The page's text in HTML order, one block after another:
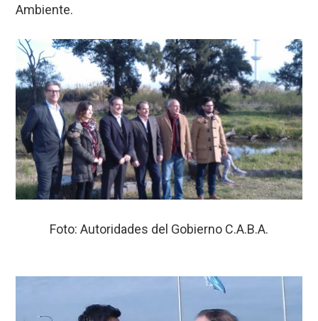
Ambiente.
Foto: Autoridades del Gobierno C.A.B.A.